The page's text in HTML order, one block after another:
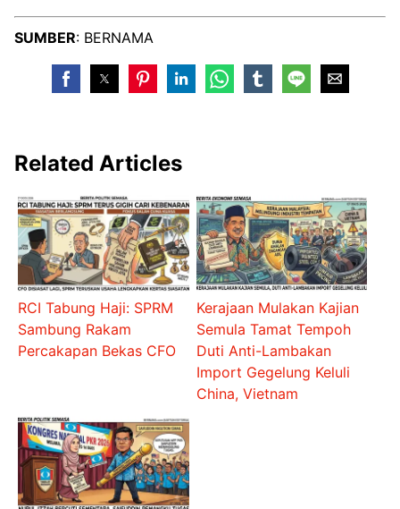
SUMBER: BERNAMA
Related Articles
RCI Tabung Haji: SPRM
Sambung Rakam
Percakapan Bekas CFO
Kerajaan Mulakan Kajian
Semula Tamat Tempoh
Duti Anti-Lambakan
Import Gegelung Keluli
China, Vietnam